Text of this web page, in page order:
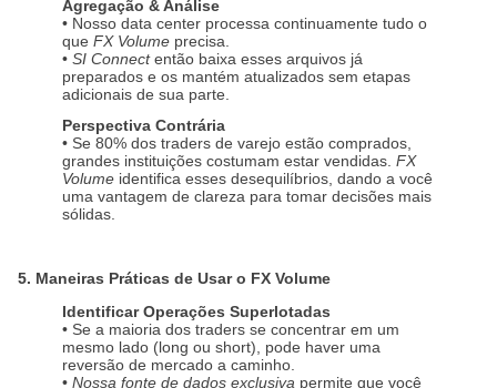
Agregação & Análise
• Nosso data center processa continuamente tudo o
que FX Volume precisa.
• SI Connectentão baixa esses arquivos já
preparados e os mantém atualizados sem etapas
adicionais de sua parte.
Perspectiva Contrária
• Se 80% dos traders de varejo estão comprados,
grandes instituições costumam estar vendidas. FX
Volume identifica esses desequilíbrios, dando a você
uma vantagem de clareza para tomar decisões mais
sólidas.
5. Maneiras Práticas de Usar o FX Volume
Identificar Operações Superlotadas
• Se a maioria dos traders se concentrar em um
mesmo lado (long ou short), pode haver uma
reversão de mercado a caminho.
• Nossa fonte de dados exclusiva permite que você